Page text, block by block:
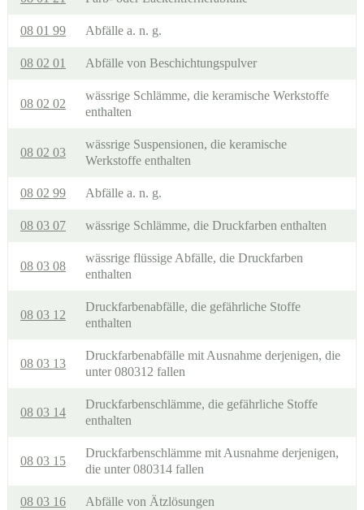
08 01 99 Abfälle a. n. g.
08 02 01 Abfälle von Beschichtungspulver
08 02 02
wässrige Schlämme, die keramische Werkstoffe
enthalten
08 02 03
wässrige Suspensionen, die keramische
Werkstoffe enthalten
08 02 99 Abfälle a. n. g.
08 03 07 wässrige Schlämme, die Druckfarben enthalten
08 03 08
wässrige flüssige Abfälle, die Druckfarben
enthalten
08 03 12
Druckfarbenabfälle, die gefährliche Stoffe
enthalten
08 03 13
Druckfarbenabfälle mit Ausnahme derjenigen, die
unter 080312 fallen
08 03 14
Druckfarbenschlämme, die gefährliche Stoffe
enthalten
08 03 15
Druckfarbenschlämme mit Ausnahme derjenigen,
die unter 080314 fallen
08 03 16 Abfälle von Ätzlösungen